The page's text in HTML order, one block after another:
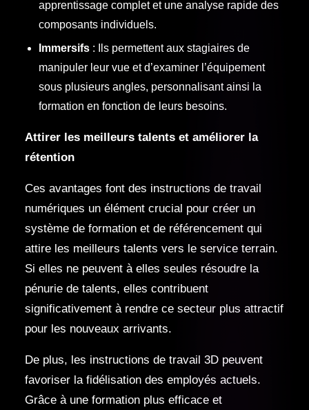
apprentissage complet et une analyse rapide des
composants individuels.
Immersifs : Ils permettent aux stagiaires de
manipuler leur vue et d’examiner l’équipement
sous plusieurs angles, personnalisant ainsi la
formation en fonction de leurs besoins.
Attirer les meilleurs talents et améliorer la
rétention
Ces avantages font des instructions de travail
numériques un élément crucial pour créer un
système de formation et de référencement qui
attire les meilleurs talents vers le service terrain.
Si elles ne peuvent à elles seules résoudre la
pénurie de talents, elles contribuent
significativement à rendre ce secteur plus attractif
pour les nouveaux arrivants.
De plus, les instructions de travail 3D peuvent
favoriser la fidélisation des employés actuels.
Grâce à une formation plus efficace et